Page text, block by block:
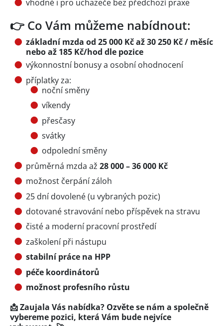
vhodné i pro uchazeče bez předchozí praxe
👉 Co Vám můžeme nabídnout:
základní mzda od 25 000 Kč až 30 250 Kč / měsíc
nebo až 185 Kč/hod dle pozice
výkonnostní bonusy a osobní ohodnocení
příplatky za:
noční směny
víkendy
přesčasy
svátky
odpolední směny
průměrná mzda až 28 000 – 36 000 Kč
možnost čerpání záloh
25 dní dovolené (u vybraných pozic)
dotované stravování nebo příspěvek na stravu
čisté a moderní pracovní prostředí
zaškolení při nástupu
stabilní práce na HPP
péče koordinátorů
možnost profesního růstu
📩 Zaujala Vás nabídka? Ozvěte se nám a společně
vybereme pozici, která Vám bude nejvíce